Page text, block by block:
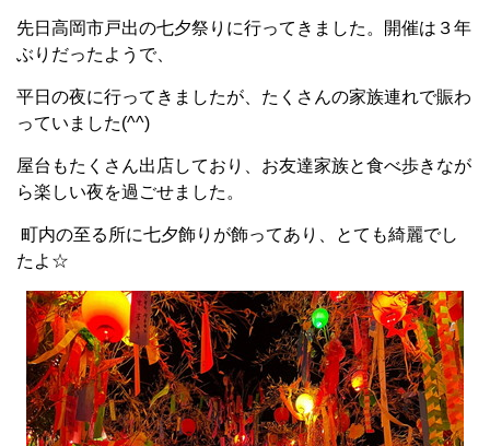
先日高岡市戸出の七夕祭りに行ってきました。開催は３年
ぶりだったようで、
平日の夜に行ってきましたが、たくさんの家族連れで賑わ
っていました(^^)
屋台もたくさん出店しており、お友達家族と食べ歩きなが
ら楽しい夜を過ごせました。
町内の至る所に七夕飾りが飾ってあり、とても綺麗でし
たよ☆